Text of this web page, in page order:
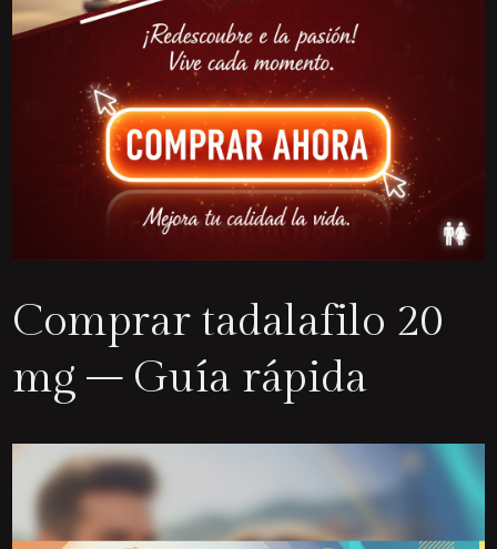
Comprar tadalafilo 20
mg – Guía rápida